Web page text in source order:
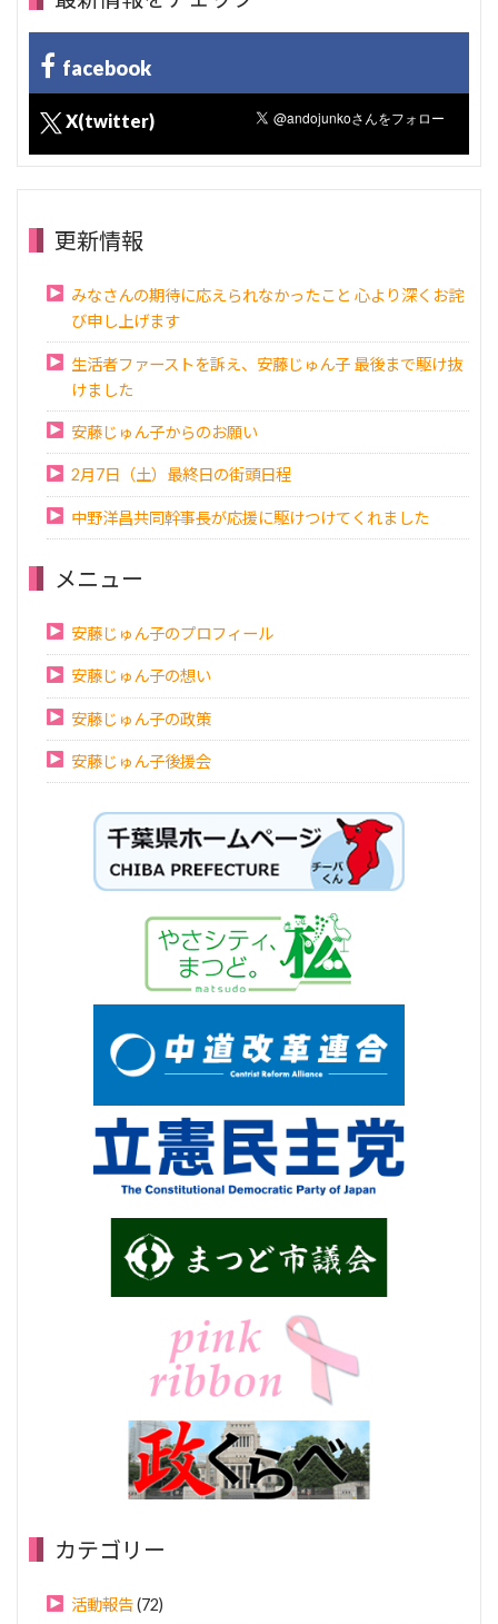
facebook
X(twitter)
更新情報
みなさんの期待に応えられなかったこと 心より深くお詫
び申し上げます
生活者ファーストを訴え、安藤じゅん子 最後まで駆け抜
けました
安藤じゅん子からのお願い
2月7日（土）最終日の街頭日程
中野洋昌共同幹事長が応援に駆けつけてくれました
メニュー
安藤じゅん子のプロフィール
安藤じゅん子の想い
安藤じゅん子の政策
安藤じゅん子後援会
カテゴリー
活動報告(72)